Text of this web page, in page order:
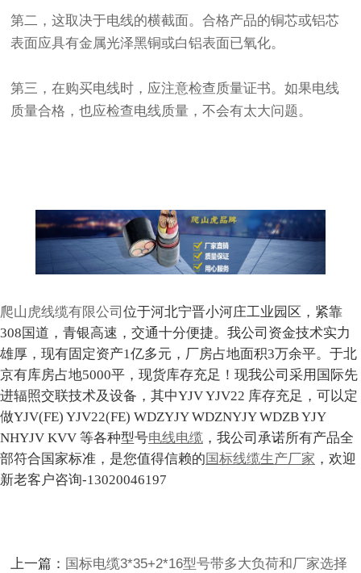
第二，这取决于电线的横截面。合格产品的铜芯或铝芯
表面应具有金属光泽黑铜或白铝表面已氧化。
第三，在购买电线时，应注意检查质量证书。如果电线
质量合格，也应检查电线质量，不会有太大问题。
爬山虎线缆有限公司 位于河北宁晋小河庄工业园区，紧靠
308国道，青银高速，交通十分便捷。我公司资金技术实力
雄厚，现有固定资产1亿多元，厂房占地面积3万余平。于北
京有库房占地5000平，现货库存充足！现我公司采用国际先
进辐照交联技术及设备，其中YJV YJV22 库存充足，可以定
做YJV(FE) YJV22(FE) WDZYJY WDZNYJY WDZB YJY
NHYJV KVV 等各种型号电线电缆 ，我公司承诺所有产品全
部符合国家标准，是您值得信赖的 国标线缆生产厂家 ，欢迎
新老客户咨询-13020046197
上一篇： 国标电缆3*35+2*16型号带多大负荷和厂家选择